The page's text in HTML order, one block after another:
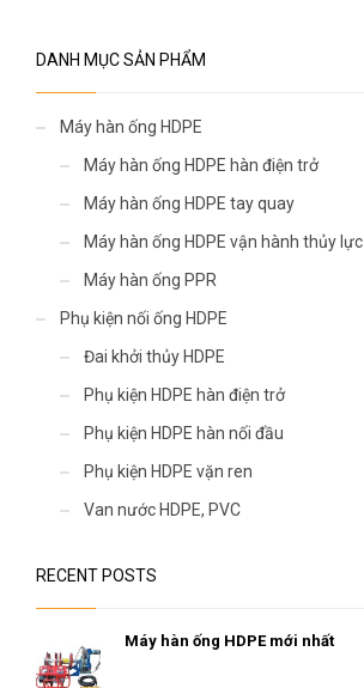
DANH MỤC SẢN PHẨM
Máy hàn ống HDPE
Máy hàn ống HDPE hàn điện trở
Máy hàn ống HDPE tay quay
Máy hàn ống HDPE vận hành thủy lực
Máy hàn ống PPR
Phụ kiện nối ống HDPE
Đai khởi thủy HDPE
Phụ kiện HDPE hàn điện trở
Phụ kiện HDPE hàn nối đầu
Phụ kiện HDPE vặn ren
Van nước HDPE, PVC
RECENT POSTS
Máy hàn ống HDPE mới nhất